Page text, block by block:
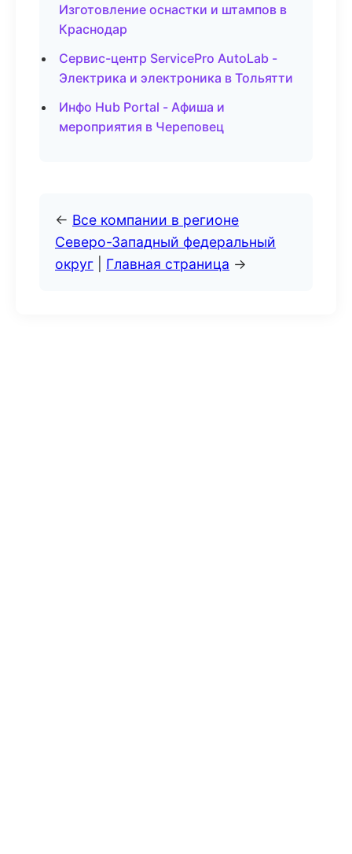
Изготовление оснастки и штампов в
Краснодар
Сервис-центр ServicePro AutoLab -
Электрика и электроника в Тольятти
Инфо Hub Portal - Афиша и
мероприятия в Череповец
← Все компании в регионе
Северо-Западный федеральный
округ
Главная страница →